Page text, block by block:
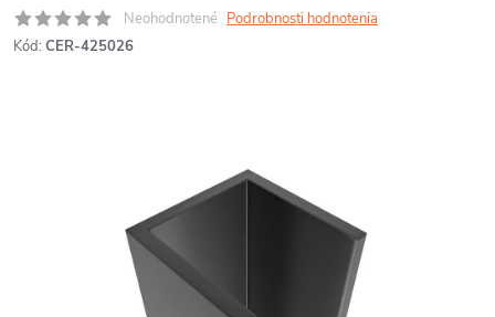
Neohodnotené Podrobnosti hodnotenia
Kód: CER-425026